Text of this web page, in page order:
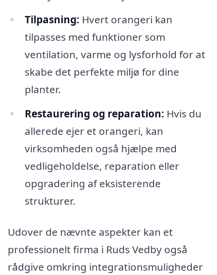
Tilpasning: Hvert orangeri kan
tilpasses med funktioner som
ventilation, varme og lysforhold for at
skabe det perfekte miljø for dine
planter.
Restaurering og reparation: Hvis du
allerede ejer et orangeri, kan
virksomheden også hjælpe med
vedligeholdelse, reparation eller
opgradering af eksisterende
strukturer.
Udover de nævnte aspekter kan et
professionelt firma i Ruds Vedby også
rådgive omkring integrationsmuligheder